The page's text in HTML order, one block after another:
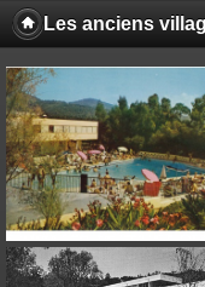
Les anciens